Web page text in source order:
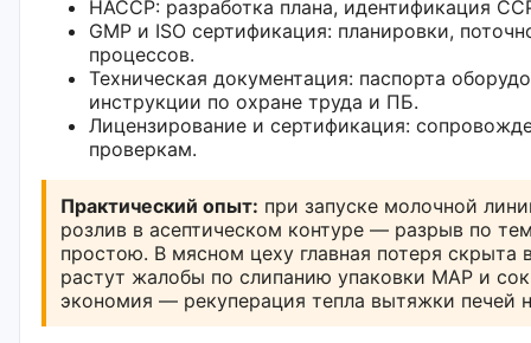
HACCP: разработка плана, идентификация
GMP и ISO сертификация: планировки,
процессов.
Техническая документация: паспорта
инструкции по охране труда и ПБ.
Лицензирование и сертификация:
проверкам.
Практический опыт: при запуске молочной
розлив в асептическом контуре — разрыв по
простою. В мясном цеху главная потеря скрыта
растут жалобы по слипанию упаковки MAP и
экономия — рекуперация тепла вытяжки печей